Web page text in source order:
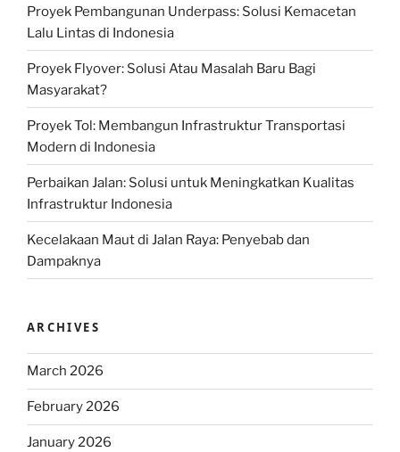
Proyek Pembangunan Underpass: Solusi Kemacetan
Lalu Lintas di Indonesia
Proyek Flyover: Solusi Atau Masalah Baru Bagi
Masyarakat?
Proyek Tol: Membangun Infrastruktur Transportasi
Modern di Indonesia
Perbaikan Jalan: Solusi untuk Meningkatkan Kualitas
Infrastruktur Indonesia
Kecelakaan Maut di Jalan Raya: Penyebab dan
Dampaknya
ARCHIVES
March 2026
February 2026
January 2026